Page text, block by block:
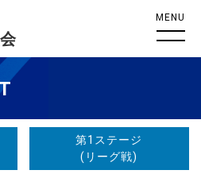
MENU
第1ステージ
(リーグ戦)